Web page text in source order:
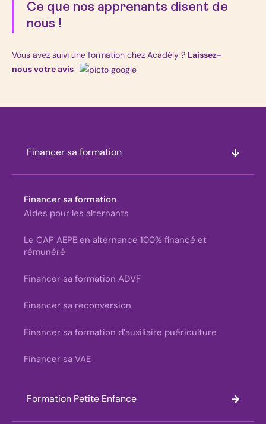
Ce que nos apprenants disent de
nous !
Vous avez suivi une formation chez Acadély ? Laissez-
nous votre avis
Financer sa formation
Financer sa formation
Aides pour les alternants
Le CAP AEPE en alternance 100% financé et
rémunéré
Financer sa formation ADVF
Financer sa reconversion
Financer sa formation d’auxiliaire puériculture
Financer sa VAE
Formation Petite Enfance